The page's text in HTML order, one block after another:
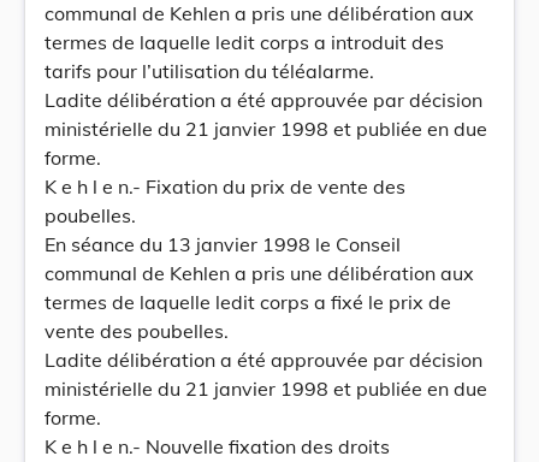
communal de Kehlen a pris une délibération aux
termes de laquelle ledit corps a introduit des
tarifs pour l’utilisation du téléalarme.
Ladite délibération a été approuvée par décision
ministérielle du 21 janvier 1998 et publiée en due
forme.
K e h l e n.- Fixation du prix de vente des
poubelles.
En séance du 13 janvier 1998 le Conseil
communal de Kehlen a pris une délibération aux
termes de laquelle ledit corps a fixé le prix de
vente des poubelles.
Ladite délibération a été approuvée par décision
ministérielle du 21 janvier 1998 et publiée en due
forme.
K e h l e n.- Nouvelle fixation des droits